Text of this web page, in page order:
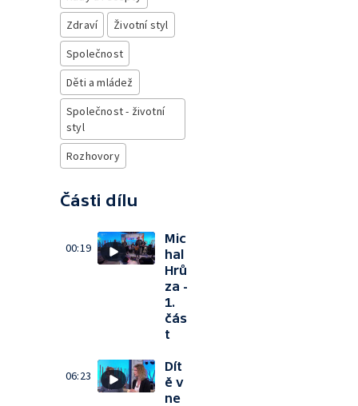
Zdraví
Životní styl
Společnost
Děti a mládež
Společnost - životní
styl
Rozhovory
Části dílu
00:19
Mic
hal
Hrů
za -
1.
čás
t
06:23
Dít
ě v
ne